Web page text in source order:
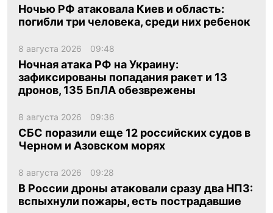
Ночью РФ атаковала Киев и область:
погибли три человека, среди них ребенок
8 августа 2026 09:48
Ночная атака РФ на Украину:
зафиксированы попадания ракет и 13
дронов, 135 БпЛА обезврежены
8 августа 2026 09:36
СБС поразили еще 12 российских судов в
Черном и Азовском морях
8 августа 2026 09:28
В России дроны атаковали сразу два НПЗ:
вспыхнули пожары, есть пострадавшие